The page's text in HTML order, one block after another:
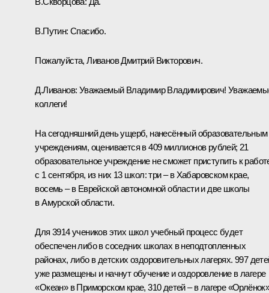
В.Путин: Спасибо.
Пожалуйста, Ливанов Дмитрий Викторович.
Д.Ливанов: Уважаемый Владимир Владимирович!
коллеги!
На сегодняшний день ущерб, нанесённый образовательным
учреждениям, оценивается в 409 миллионов рублей; 21
образовательное учреждение не сможет приступить к
с 1 сентября, из них 13 школ: три – в Хабаровском крае,
восемь – в Еврейской автономной области и две школы
в Амурской области.
Для 3914 учеников этих школ учебный процесс будет
обеспечен либо в соседних школах в неподтопленных
районах, либо в детских оздоровительных лагерях. 997
уже размещены и начнут обучение и оздоровление в лагере
«Океан» в Приморском крае, 310 детей – в лагере